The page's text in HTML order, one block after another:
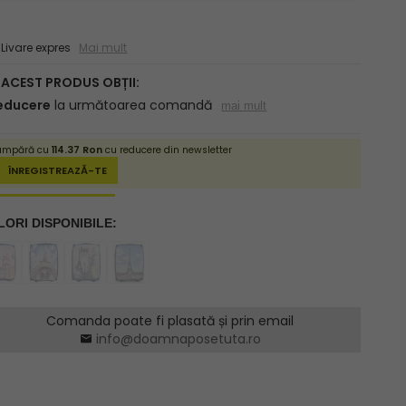
expres Mai mult
Comanda poate fi plasată și prin email
info@doamnaposetuta.ro